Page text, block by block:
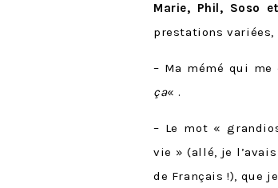
Marie, Phil, Soso
prestations
– Ma mémé qui
ça« .
– Le mot «
vie » (allé, je
de Français !), que